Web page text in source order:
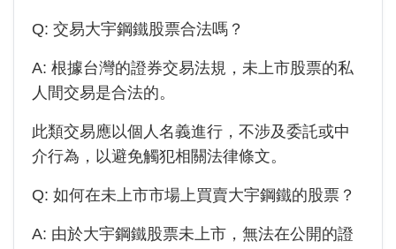
Q: 交易大宇鋼鐵股票合法嗎？
A: 根據台灣的證券交易法規，未上市股票的私
人間交易是合法的。
此類交易應以個人名義進行，不涉及委託或中
介行為，以避免觸犯相關法律條文。
Q: 如何在未上市市場上買賣大宇鋼鐵的股票？
A: 由於大宇鋼鐵股票未上市，無法在公開的證